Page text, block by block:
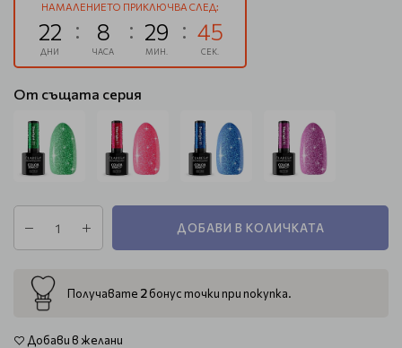
НАМАЛЕНИЕТО ПРИКЛЮЧВА СЛЕД:
22
ДНИ
8
ЧАСА
29
МИН.
45
СЕК.
От същата серия
ДОБАВИ В КОЛИЧКАТА
Получавате 2бонус точки при покупка.
Добави в желани